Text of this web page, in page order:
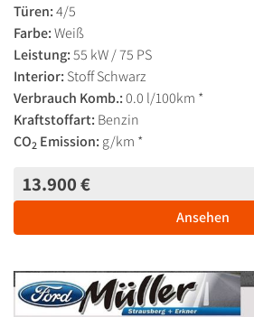
Türen:4/5
Farbe:Weiß
Leistung:55 kW / 75 PS
Interior: Stoff Schwarz
Verbrauch Komb.:0.0 l/100km *
Kraftstoffart: Benzin
CO2 Emission: g/km *
13.900 €
Ansehen